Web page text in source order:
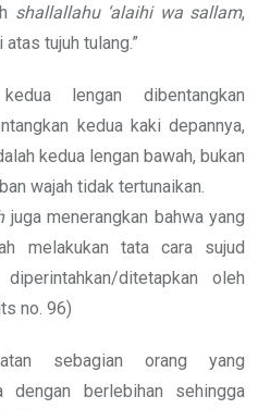
shallallahu ‘alaihi wa sallam,
tujuh tulang.”
lengan dibentangkan
kedua kaki depannya,
kedua lengan bawah, bukan
wajah tidak tertunaikan.
juga menerangkan bahwa yang
melakukan tata cara sujud
ditetapkan oleh
no. 96)
sebagian orang yang
dengan berlebihan sehingga